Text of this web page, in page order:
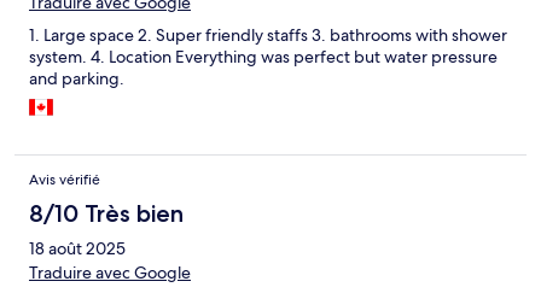
1. Large space 2. Super friendly staffs 3. bathrooms with shower
system. 4. Location Everything was perfect but water pressure
and parking.
Avis vérifié
8/10 Très bien
18 août 2025
Traduire avec Google